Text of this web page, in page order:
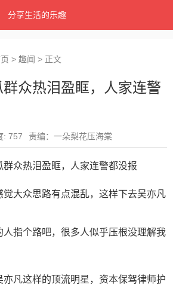
分享生活的乐趣
> 趣闻 > 正文
众热泪盈眶，人家连警
: 757 责编：一朵梨花压海棠
觉大众思路有点混乱，这样下去吴亦凡
人指个路吧，很多人似乎压根没理解我
亦凡这样的顶流明星，资本保驾律师护